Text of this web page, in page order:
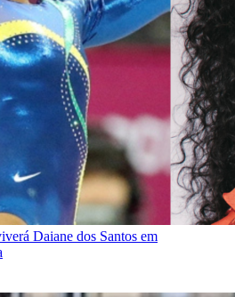
Daiane dos Santos em